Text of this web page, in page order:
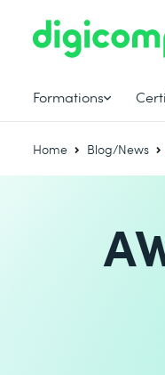
Formations
Home Blog/News